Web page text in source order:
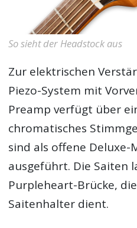
So sieht der Headstock aus
Zur elektrischen
Piezo-System mit
Preamp verfügt über
chromatisches
sind als offene
ausgeführt. Die Saiten
Purpleheart-Brücke,
Saitenhalter dient.